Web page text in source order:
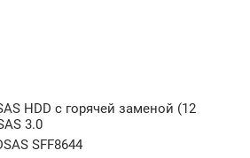
HDD с горячей заменой (12
3.0
SFF8644